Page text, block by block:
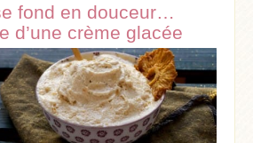
fond en douceur…
d’une crème glacée